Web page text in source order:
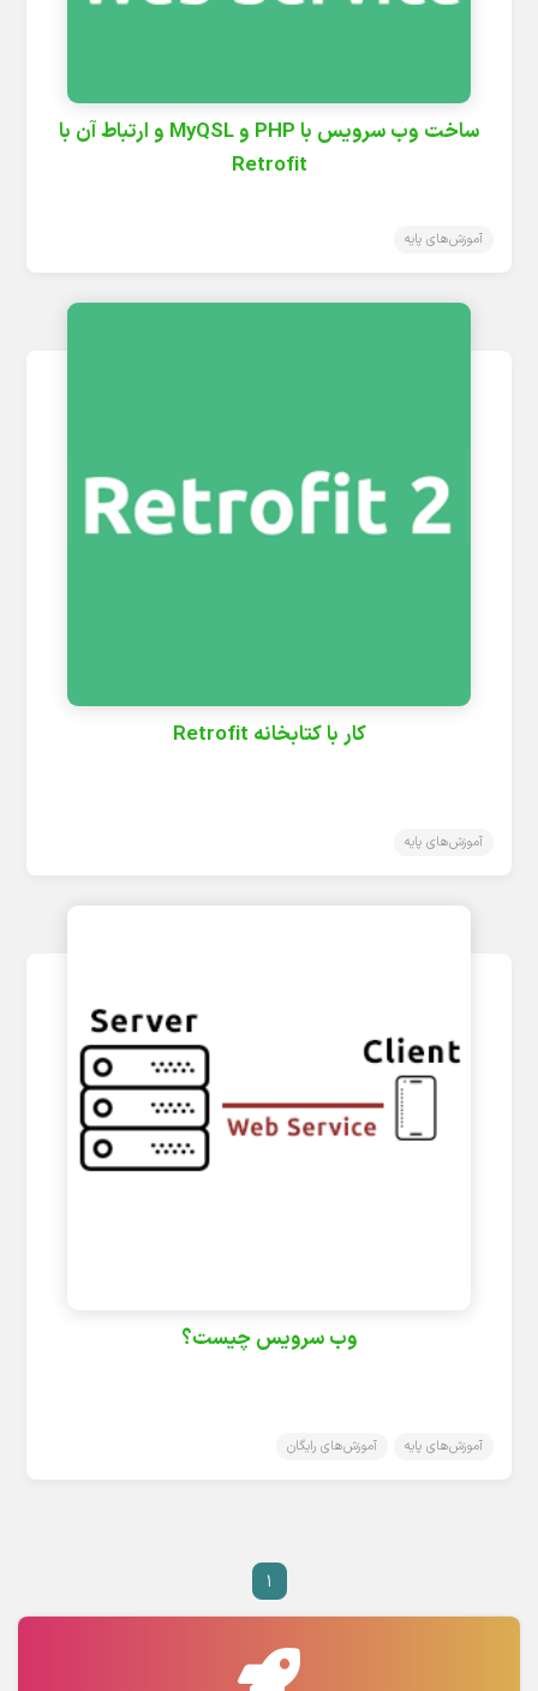
ساخت وب سرویس با PHP و MyQSL و ارتباط آن با
Retrofit
آموزش‌های پایه
کار با کتابخانه Retrofit
آموزش‌های پایه
وب سرویس چیست؟
آموزش‌های پایه آموزش‌های رایگان
۱